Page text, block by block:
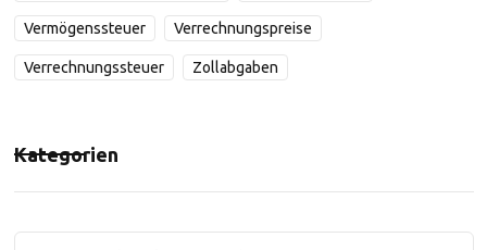
Vermögenssteuer Verrechnungspreise
Verrechnungssteuer Zollabgaben
Kategorien